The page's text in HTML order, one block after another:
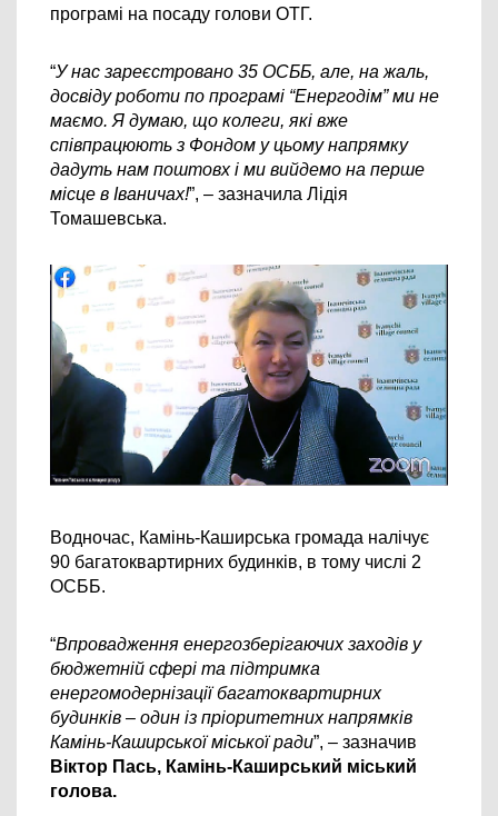
програмі на посаду голови ОТГ.
“У нас зареєстровано 35 ОСББ, але, на жаль,
досвіду роботи по програмі “Енергодім” ми не
маємо. Я думаю, що колеги, які вже
співпрацюють з Фондом у цьому напрямку
дадуть нам поштовх і ми вийдемо на перше
місце в Іваничах!”, – зазначила Лідія
Томашевська.
Водночас, Камінь-Каширська громада налічує
90 багатоквартирних будинків, в тому числі 2
ОСББ.
“Впровадження енергозберігаючих заходів у
бюджетній сфері та підтримка
енергомодернізації багатоквартирних
будинків – один із пріоритетних напрямків
Камінь-Каширської міської ради
Віктор Пась, Камінь-Каширський міський
голова.